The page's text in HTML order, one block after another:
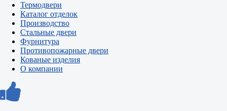
Термодвери
Каталог отделок
Производство
Стальные двери
Фурнитура
Противопожарные двери
Кованые изделия
О компании